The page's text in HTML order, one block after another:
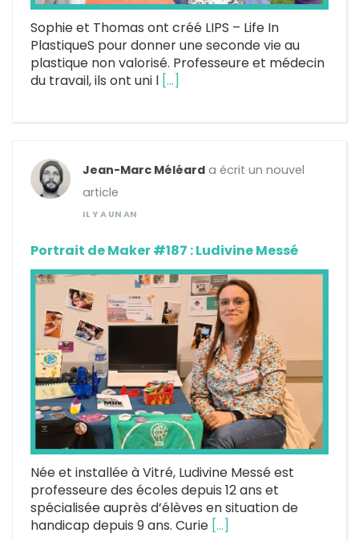
Sophie et Thomas ont créé LIPS – Life In
PlastiqueS pour donner une seconde vie au
plastique non valorisé. Professeure et médecin
du travail, ils ont uni l […]
Jean-Marc Méléard a écrit un nouvel
article
IL Y A UN AN
Portrait de Maker #187 : Ludivine Messé
Née et installée à Vitré, Ludivine Messé est
professeure des écoles depuis 12 ans et
spécialisée auprès d’élèves en situation de
handicap depuis 9 ans. Curie […]